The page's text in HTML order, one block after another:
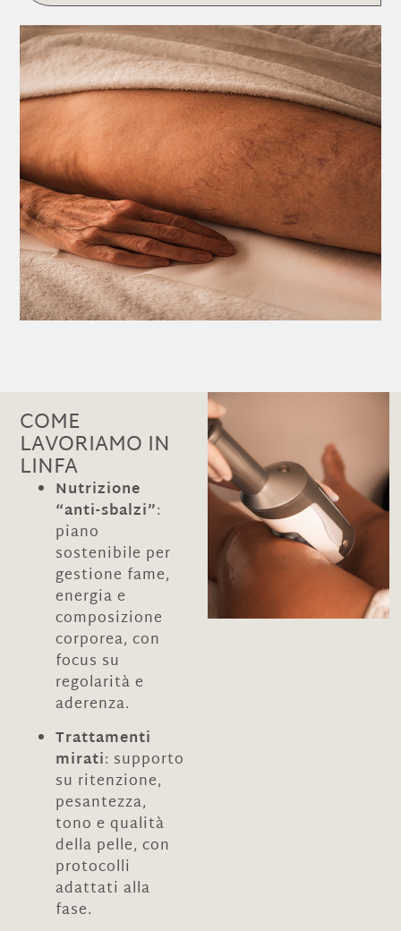
COME
LAVORIAMO IN
LINFA
Nutrizione
“anti-sbalzi”:
piano
sostenibile per
gestione fame,
energia e
composizione
corporea, con
focus su
regolarità e
aderenza.
Trattamenti
mirati: supporto
su ritenzione,
pesantezza,
tono e qualità
della pelle, con
protocolli
adattati alla
fase.